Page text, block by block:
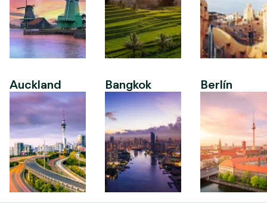
Auckland Bangkok Berlín